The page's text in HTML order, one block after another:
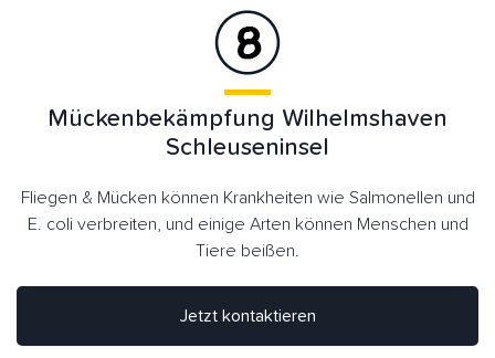
Jetzt kontaktieren
Mückenbekämpfung Wilhelmshaven
Schleuseninsel
Fliegen & Mücken können Krankheiten wie Salmonellen und
E. coli verbreiten, und einige Arten können Menschen und
Tiere beißen.